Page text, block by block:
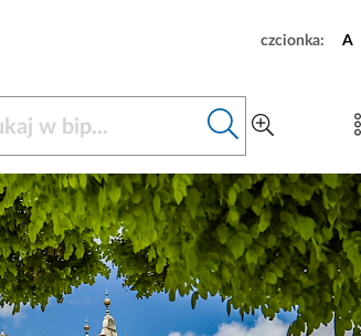
czcionka: A